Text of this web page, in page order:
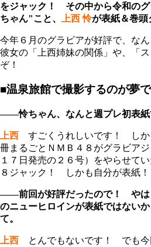
をジャック！ その中から令和の
ちゃん"こと、 上西 怜が表紙＆巻頭
今年６月のグラビアが好評で、な
彼女の「上西姉妹の関係」や、「
ぞ！
■温泉旅館で撮影するのが夢で
――怜ちゃん、なんと週プレ初表紙
上西 すごくうれしいです！ しか
冊まるごとＮＭＢ４８がグラビア
１７日発売の２６号）をやらせて
８ジャック！ しかも自分が表紙
――前回が好評だったので！ やは
のニューヒロインが表紙ではない
て。
上西 とんでもないです！ でも今